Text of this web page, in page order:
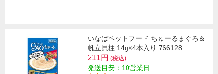
いなばペットフード ちゅーるまぐろ＆
帆立貝柱 14g×4本入り 766128
211円 (税込)
発送目安：10営業日